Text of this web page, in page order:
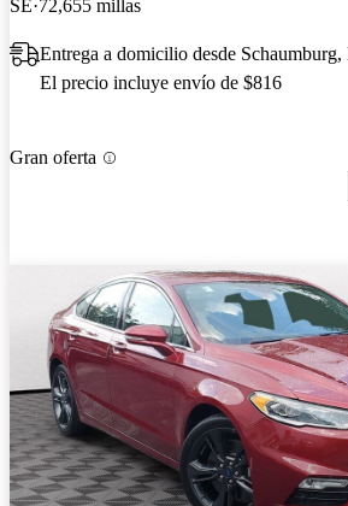
SE 72,655 millas
Entrega a domicilio desde Schaumburg,
El precio incluye envío de $816
Gran oferta